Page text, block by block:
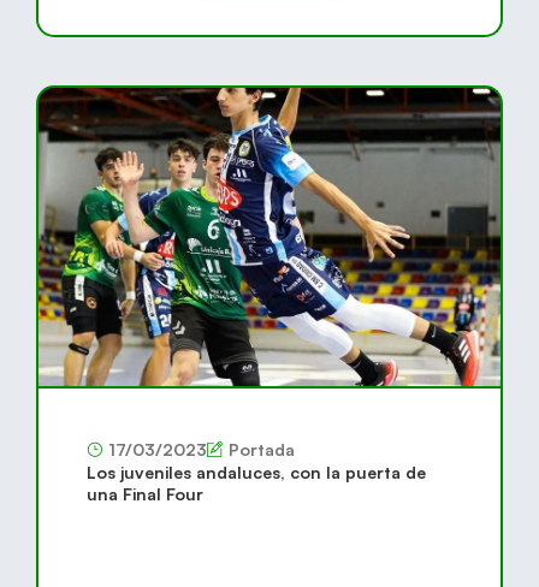
17/03/2023
Portada
Los juveniles andaluces, con la puerta de
una Final Four